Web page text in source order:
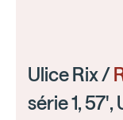
Ulice Rix /
série 1, 57',